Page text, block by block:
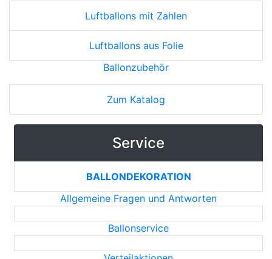
Luftballons mit Zahlen
Luftballons aus Folie
Ballonzubehör
Zum Katalog
Service
BALLONDEKORATION
Allgemeine Fragen und Antworten
Ballonservice